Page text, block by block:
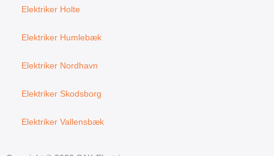
Elektriker Holte
Elektriker Humlebæk
Elektriker Nordhavn
Elektriker Skodsborg
Elektriker Vallensbæk